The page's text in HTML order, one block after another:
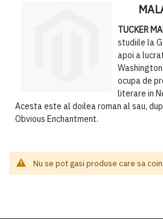
TUCKER
studiile la
apoi a
ocupa de
literare in
Acesta este al doilea roman al sau,
Obvious Enchantment.
Nu se pot gasi produse care sa